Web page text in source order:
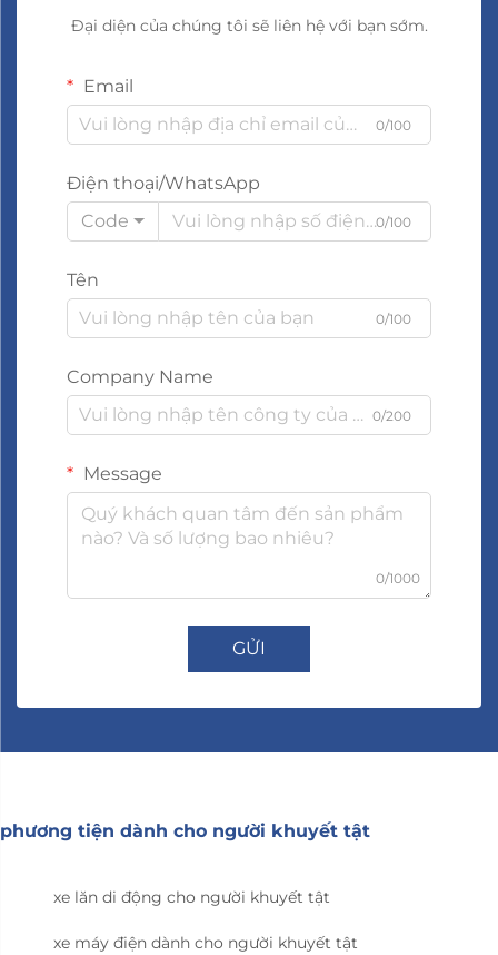
Đại diện của chúng tôi sẽ liên hệ với bạn sớm.
Email
0/100
Điện thoại/WhatsApp
Code
0/100
Tên
0/100
Company Name
0/200
Message
0/1000
GỬI
phương tiện dành cho người khuyết tật
xe lăn di động cho người khuyết tật
xe máy điện dành cho người khuyết tật